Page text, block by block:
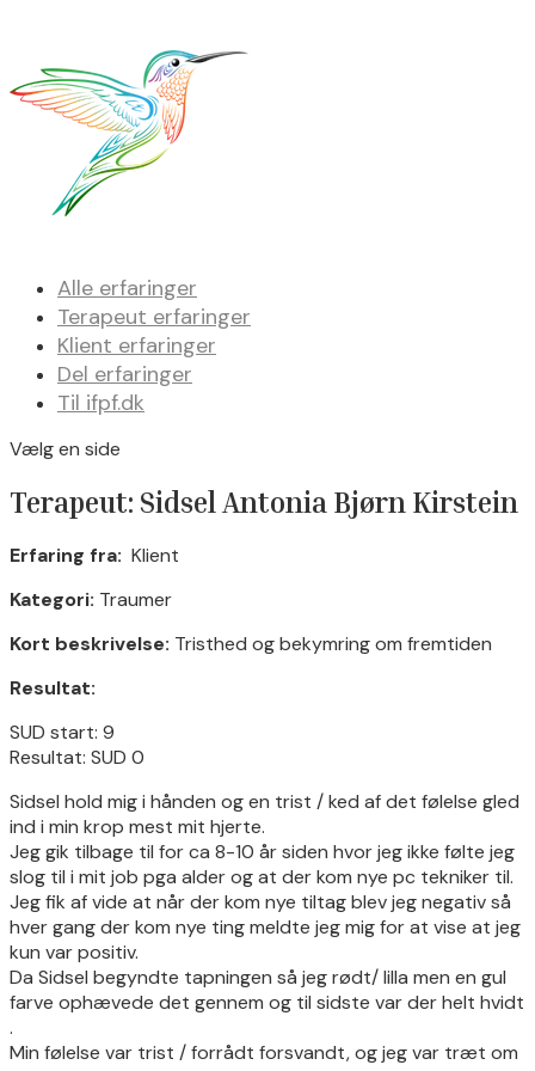
Alle erfaringer
Terapeut erfaringer
Klient erfaringer
Del erfaringer
Til ifpf.dk
Vælg en side
Terapeut: Sidsel Antonia Bjørn Kirstein
Erfaring fra: Klient
Kategori: Traumer
Kort beskrivelse: Tristhed og bekymring om fremtiden
Resultat:
SUD start: 9
Resultat: SUD 0
Sidsel hold mig i hånden og en trist / ked af det følelse gled
ind i min krop mest mit hjerte.
Jeg gik tilbage til for ca 8-10 år siden hvor jeg ikke følte jeg
slog til i mit job pga alder og at der kom nye pc tekniker til.
Jeg fik af vide at når der kom nye tiltag blev jeg negativ så
hver gang der kom nye ting meldte jeg mig for at vise at jeg
kun var positiv.
Da Sidsel begyndte tapningen så jeg rødt/ lilla men en gul
farve ophævede det gennem og til sidste var der helt hvidt
.
Min følelse var trist / forrådt forsvandt, og jeg var træt om